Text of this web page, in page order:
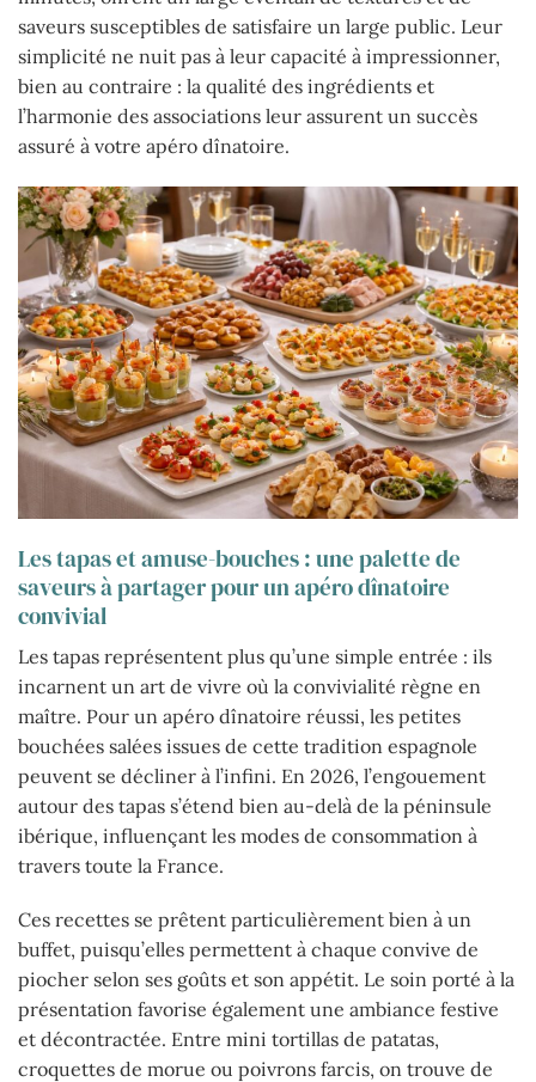
saveurs susceptibles de satisfaire un large public. Leur
simplicité ne nuit pas à leur capacité à impressionner,
bien au contraire : la qualité des ingrédients et
l’harmonie des associations leur assurent un succès
assuré à votre apéro dînatoire.
Les tapas et amuse-bouches : une palette de
saveurs à partager pour un apéro dînatoire
convivial
Les tapas représentent plus qu’une simple entrée : ils
incarnent un art de vivre où la convivialité règne en
maître. Pour un apéro dînatoire réussi, les petites
bouchées salées issues de cette tradition espagnole
peuvent se décliner à l’infini. En 2026, l’engouement
autour des tapas s’étend bien au-delà de la péninsule
ibérique, influençant les modes de consommation à
travers toute la France.
Ces recettes se prêtent particulièrement bien à un
buffet, puisqu’elles permettent à chaque convive de
piocher selon ses goûts et son appétit. Le soin porté à la
présentation favorise également une ambiance festive
et décontractée. Entre mini tortillas de patatas,
croquettes de morue ou poivrons farcis, on trouve de